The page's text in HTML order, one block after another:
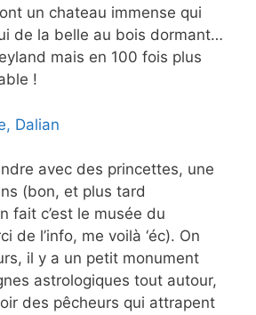
un chateau immense qui
de la belle au bois dormant…
mais en 100 fois plus
!
avec des princettes, une
(bon, et plus tard
fait c’est le musée du
de l’info, me voilà ‘éc). On
il y a un petit monument
astrologiques tout autour,
des pêcheurs qui attrapent